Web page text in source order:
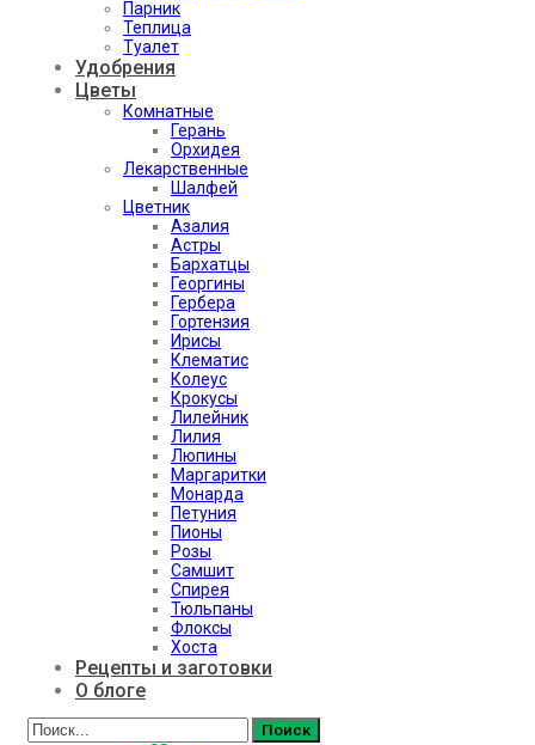
Парник
Теплица
Туалет
Удобрения
Цветы
Комнатные
Герань
Орхидея
Лекарственные
Шалфей
Цветник
Азалия
Астры
Бархатцы
Георгины
Гербера
Гортензия
Ирисы
Клематис
Колеус
Крокусы
Лилейник
Лилия
Люпины
Маргаритки
Монарда
Петуния
Пионы
Розы
Самшит
Спирея
Тюльпаны
Флоксы
Хоста
Рецепты и заготовки
О блоге